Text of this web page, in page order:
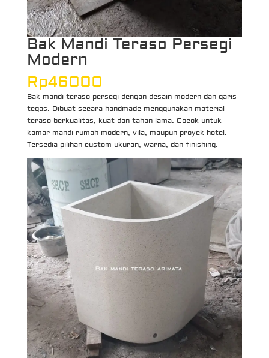
Bak Mandi Teraso Persegi
Modern
Rp46000
Bak mandi teraso persegi dengan desain modern dan garis
tegas. Dibuat secara handmade menggunakan material
teraso berkualitas, kuat dan tahan lama. Cocok untuk
kamar mandi rumah modern, vila, maupun proyek hotel.
Tersedia pilihan custom ukuran, warna, dan finishing.